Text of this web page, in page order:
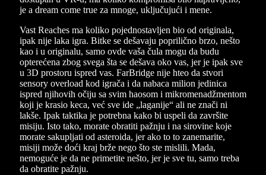
je a dream come true za mnoge, uključujući i mene.
Vast Reaches ma koliko pojednostavljen bio od originala,
ipak nije laka igra. Bitke se dešavaju poprilično brzo, nešto
kao i u originalu, samo ovde vaša čula mogu da budu
opterećena zbog svega šta se dešava oko vas, jer je ipak sve
u 3D prostoru ispred vas. FarBridge nije hteo da stvori
sensory overload kod igrača i da nabaca milion jedinica
ispred njihovih očiju sa svim haosom i mikromenadžmentom
koji je krasio keca, već sve ide „laganije“ ali ne znači ni
lakše. Ipak taktika je potrebna kako bi uspeli da završite
misiju. Isto tako, morate obratiti pažnju i na sirovine koje
morate sakupljati od asteroida, jer ako to to zanemarite,
misiji može doći kraj brže nego što ste mislili. Mada,
nemoguće je da ne primetite nešto, jer je sve tu, samo treba
da obratite pažnju.